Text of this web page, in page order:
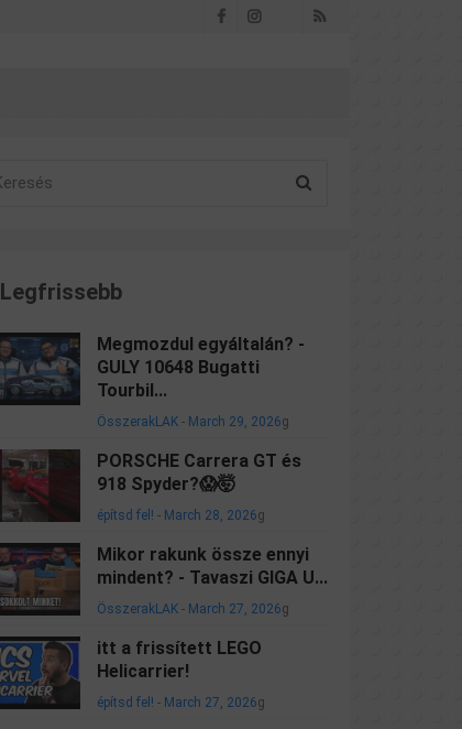
FacebookInstagramRSS
Legfrissebb
Megmozdul egyáltalán? -
GULY 10648 Bugatti
Tourbil...
ÖsszerakLAK - March 29, 2026g
PORSCHE Carrera GT és
918 Spyder?😱🤯
építsd fel! - March 28, 2026g
Mikor rakunk össze ennyi
mindent? - Tavaszi GIGA U...
ÖsszerakLAK - March 27, 2026g
itt a frissített LEGO
Helicarrier!
építsd fel! - March 27, 2026g